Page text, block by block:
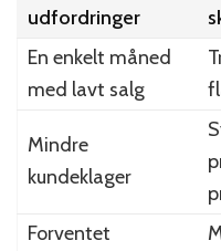
udfordringer
En enkelt måned
med lavt salg
Mindre
kundeklager
Forventet